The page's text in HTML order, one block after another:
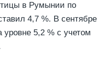
в Румынии по
4,7 %. В сентябре
5,2 % с учетом